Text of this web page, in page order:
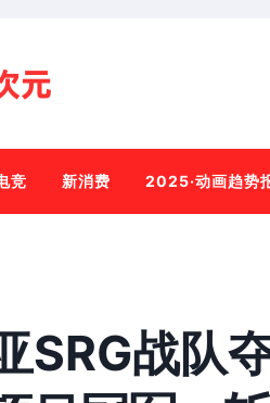
竞 新消费 2025·动画趋势
SRG战队